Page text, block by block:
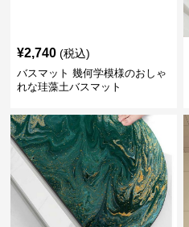
¥2,740 (税込)
バスマット 幾何学模様のおしゃ
れな珪藻土バスマット